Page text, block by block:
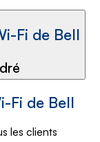
Fi de Bell
Fi de Bell
les clients